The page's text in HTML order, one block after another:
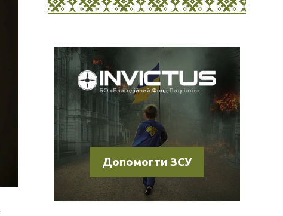
Допомогти ЗСУ